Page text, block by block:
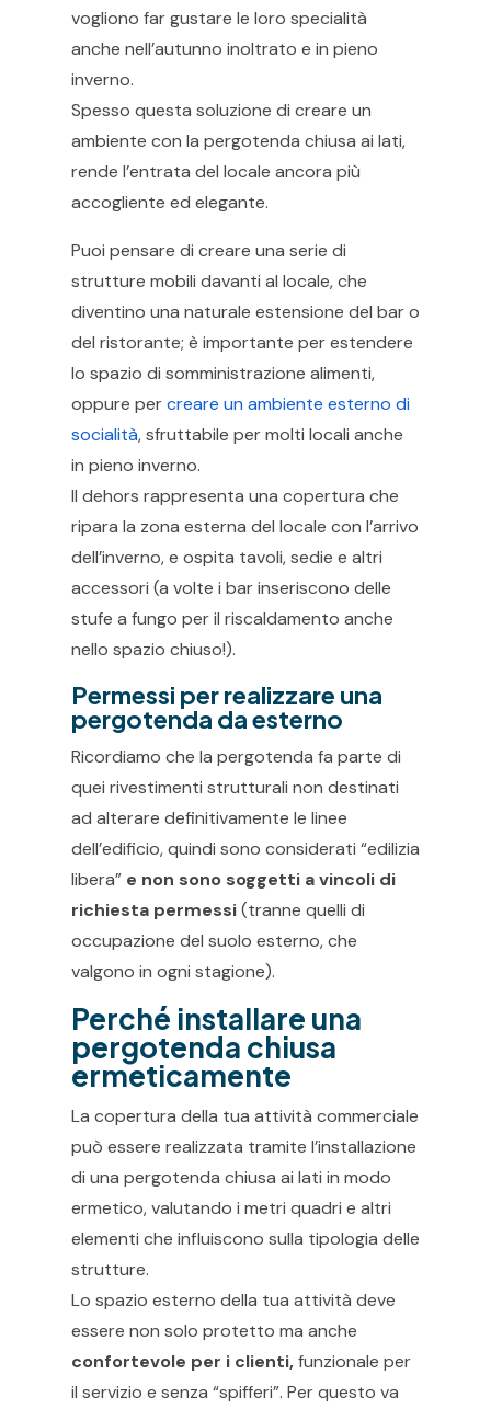
vogliono far gustare le loro specialità
anche nell’autunno inoltrato e in pieno
inverno.
Spesso questa soluzione di creare un
ambiente con la pergotenda chiusa ai lati,
rende l’entrata del locale ancora più
accogliente ed elegante.
Puoi pensare di creare una serie di
strutture mobili davanti al locale, che
diventino una naturale estensione del bar o
del ristorante; è importante per estendere
lo spazio di somministrazione alimenti,
oppure percreare un ambiente esterno di
socialità, sfruttabile per molti locali anche
in pieno inverno.
Il dehors rappresenta una copertura che
ripara la zona esterna del locale con l’arrivo
dell’inverno, e ospita tavoli, sedie e altri
accessori (a volte i bar inseriscono delle
stufe a fungo per il riscaldamento anche
nello spazio chiuso!).
Permessi per realizzare una
pergotenda da esterno
Ricordiamo che la pergotenda fa parte di
quei rivestimenti strutturali non destinati
ad alterare definitivamente le linee
dell’edificio, quindi sono considerati “edilizia
libera” e non sono soggetti a vincoli di
richiesta permessi(tranne quelli di
occupazione del suolo esterno, che
valgono in ogni stagione).
Perché installare una
pergotenda chiusa
ermeticamente
La copertura della tua attività commerciale
può essere realizzata tramite l’installazione
di una pergotenda chiusa ai lati in modo
ermetico, valutando i metri quadri e altri
elementi che influiscono sulla tipologia delle
strutture.
Lo spazio esterno della tua attività deve
essere non solo protetto ma anche
confortevole per i clienti,funzionale per
il servizio e senza “spifferi”. Per questo va